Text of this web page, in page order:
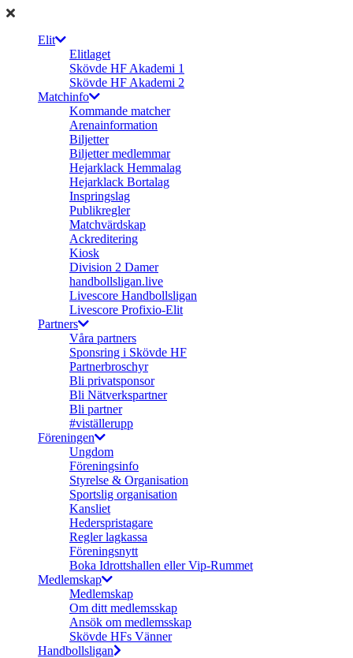
Elit
Elitlaget
Skövde HF Akademi 1
Skövde HF Akademi 2
Matchinfo
Kommande matcher
Arenainformation
Biljetter
Biljetter medlemmar
Hejarklack Hemmalag
Hejarklack Bortalag
Inspringslag
Publikregler
Matchvärdskap
Ackreditering
Kiosk
Division 2 Damer
handbollsligan.live
Livescore Handbollsligan
Livescore Profixio-Elit
Partners
Våra partners
Sponsring i Skövde HF
Partnerbroschyr
Bli privatsponsor
Bli Nätverkspartner
Bli partner
#viställerupp
Föreningen
Ungdom
Föreningsinfo
Styrelse & Organisation
Sportslig organisation
Kansliet
Hederspristagare
Regler lagkassa
Föreningsnytt
Boka Idrottshallen eller Vip-Rummet
Medlemskap
Medlemskap
Om ditt medlemsskap
Ansök om medlemsskap
Skövde HFs Vänner
Handbollsligan